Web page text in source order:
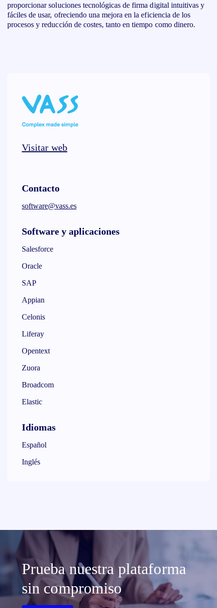
proporcionar soluciones tecnológicas de firma digital intuitivas y
fáciles de usar, ofreciendo una mejora en la eficiencia de los
procesos y reducción de costes, tanto en tiempo como dinero.
Visitar web
Contacto
software@vass.es
Software y aplicaciones
Salesforce
Oracle
SAP
Appian
Celonis
Liferay
Opentext
Zuora
Broadcom
Elastic
Idiomas
Español
Inglés
Prueba nuestra plataforma
sin compromiso